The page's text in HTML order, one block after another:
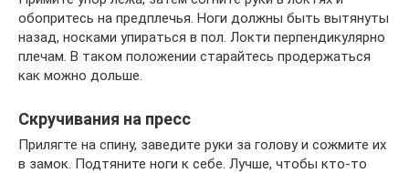
обопритесь на предплечья. Ноги должны быть вытянуты
назад, носками упираться в пол. Локти перпендикулярно
плечам. В таком положении старайтесь продержаться
как можно дольше.
Скручивания на пресс
Прилягте на спину, заведите руки за голову и сожмите их
в замок. Подтяните ноги к себе. Лучше, чтобы кто-то